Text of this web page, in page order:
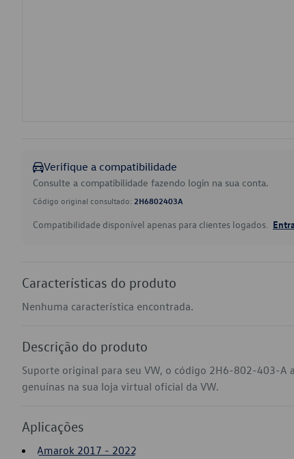
Verifique a compatibilidade
Consulte a compatibilidade fazendo login na sua conta.
Código original consultado: 2H6802403A
Compatibilidade disponível apenas para clientes logados.
Características do produto
Nenhuma característica encontrada.
Descrição do produto
Suporte original para seu VW, o código 2H6-802-403-A
genuínas na sua loja virtual oficial da VW.
Aplicações
Amarok 2017 - 2022